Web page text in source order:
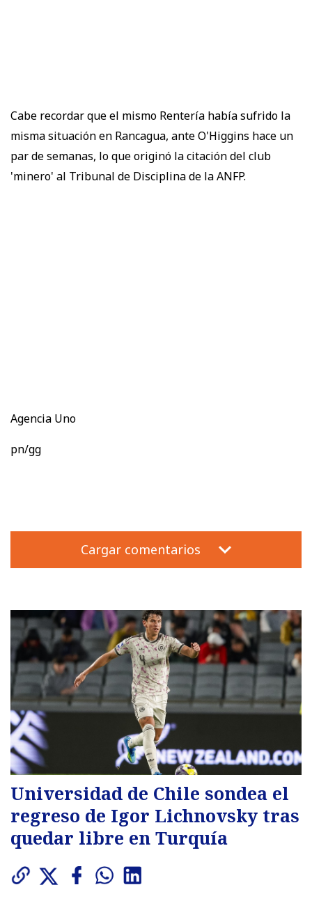
Cabe recordar que el mismo Rentería había sufrido la
misma situación en Rancagua, ante O'Higgins hace un
par de semanas, lo que originó la citación del club
'minero' al Tribunal de Disciplina de la ANFP.
Agencia Uno
pn/gg
Cargar comentarios
Universidad de Chile sondea el
regreso de Igor Lichnovsky tras
quedar libre en Turquía